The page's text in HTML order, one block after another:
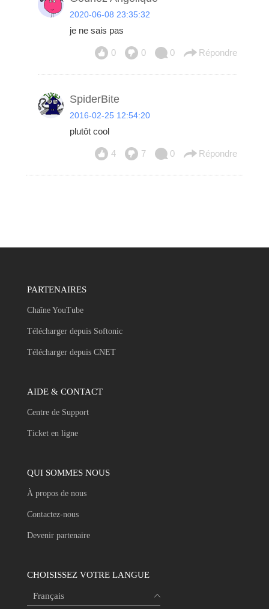
2020-06-08 23:35:32
je ne sais pas
0 0 0 Répondre
SpiderBite
2016-02-25 12:54:20
plutôt cool
4 7 0 Répondre
PARTENAIRES
Chaîne YouTube
Télécharger depuis Softonic
Télécharger depuis CNET
AIDE & CONTACT
Centre de Support
Ticket en ligne
QUI SOMMES NOUS
À propos de nous
Contactez-nous
Devenir partenaire
CHOISISSEZ VOTRE LANGUE
Français